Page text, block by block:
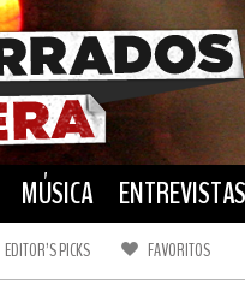
MÚSICA ENTREVISTAS
EDITOR’S PICKS FAVORITOS